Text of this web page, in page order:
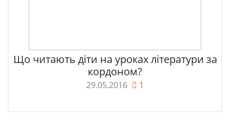
Що читають діти на уроках літератури за
кордоном?
29.05.2016 1